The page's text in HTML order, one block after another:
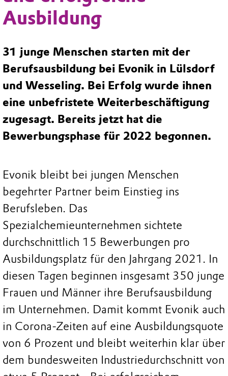
Ausbildung
31 junge Menschen starten mit der
Berufsausbildung bei Evonik in Lülsdorf
und Wesseling. Bei Erfolg wurde ihnen
eine unbefristete Weiterbeschäftigung
zugesagt. Bereits jetzt hat die
Bewerbungsphase für 2022 begonnen.
Evonik bleibt bei jungen Menschen
begehrter Partner beim Einstieg ins
Berufsleben. Das
Spezialchemieunternehmen sichtete
durchschnittlich 15 Bewerbungen pro
Ausbildungsplatz für den Jahrgang 2021. In
diesen Tagen beginnen insgesamt 350 junge
Frauen und Männer ihre Berufsausbildung
im Unternehmen. Damit kommt Evonik auch
in Corona-Zeiten auf eine Ausbildungsquote
von 6 Prozent und bleibt weiterhin klar über
dem bundesweiten Industriedurchschnitt von